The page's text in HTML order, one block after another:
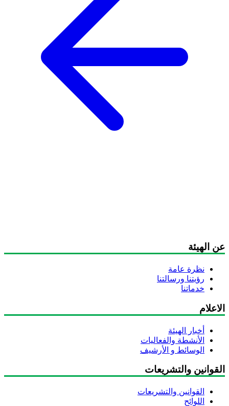
الهيئة
نظرة عامة
رؤيتنا ورسالتنا
خدماتنا
أخبار الهيئة
الأنشطة والفعاليات
الوسائط و الأرشيف
والتشريعات
القوانين والتشريعات
اللوائح